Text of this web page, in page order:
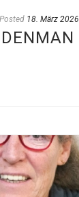
Posted 18. März 2026